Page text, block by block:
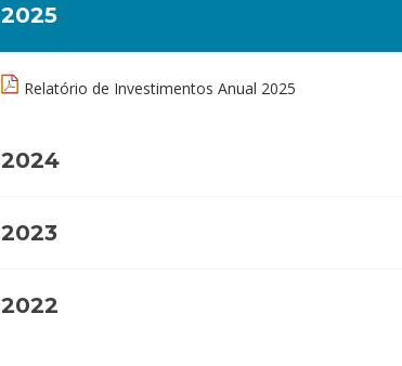
2025
Relatório de Investimentos Anual 2025
2024
2023
2022